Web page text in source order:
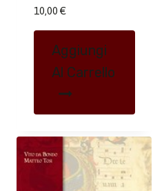
10,00 €
Aggiungi
Al Carrello